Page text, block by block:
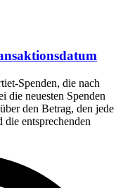
Spenden, die nach
die neuesten Spenden
den Betrag, den jede
die entsprechenden